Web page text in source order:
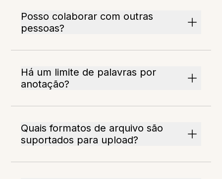
Posso colaborar com outras
pessoas?
Há um limite de palavras por
anotação?
Quais formatos de arquivo são
suportados para upload?